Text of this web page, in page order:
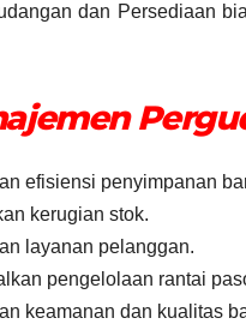
dan Persediaan
efisiensi penyimpanan
kerugian stok.
layanan pelanggan.
pengelolaan rantai
keamanan dan kualitas